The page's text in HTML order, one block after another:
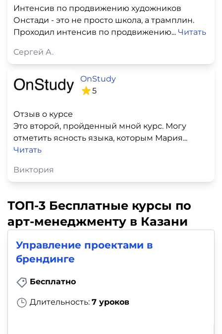
Интенсив по продвижению художников
Онстади - это не просто школа, а трамплин.
Проходил интенсив по продвижению... Читать
Сергей А.
OnStudy
5
Отзыв о курсе
Это второй, пройденный мной курс. Могу
отметить ясность языка, которым Мария...
Читать
Виктория
ТОП-3 Бесплатные курсы по
арт-менеджменту в Казани
Управление проектами в
брендинге
Бесплатно
Длительность: 7 уроков